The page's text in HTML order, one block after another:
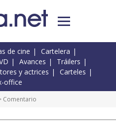
de cine
Cartelera
Avances
Tráilers
y actrices
Carteles
office
Comentario